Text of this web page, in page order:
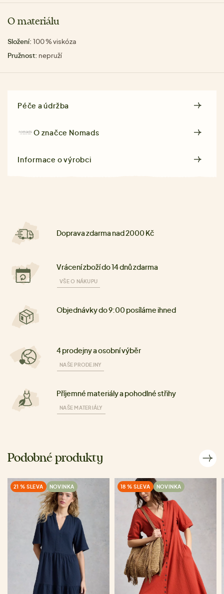
O materiálu
Složení: 100 % viskóza
Pružnost: nepruží
Péče a údržba
O značce Nomads
Informace o výrobci
Doprava zdarma nad 2000 Kč
Vrácení zboží do 14 dnů zdarma
VŠE O NÁKUPU
Objednávky do 9:00 posíláme ihned
4 prodejny a osobní výběr
NAŠE PRODEJNY
Příjemné materiály a pohodlné střihy
NAŠE MATERIÁLY
Podobné produkty
21 % SLEVA NOVINKA 18 % SLEVA NOVINKA